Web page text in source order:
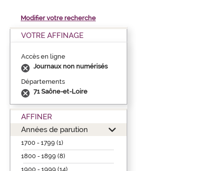
Modifier votre recherche
VOTRE AFFINAGE
Accès en ligne
Journaux non numérisés
Départements
71 Saône-et-Loire
AFFINER
Années de parution
1700 - 1799 (1)
1800 - 1899 (8)
1900 - 1999 (14)